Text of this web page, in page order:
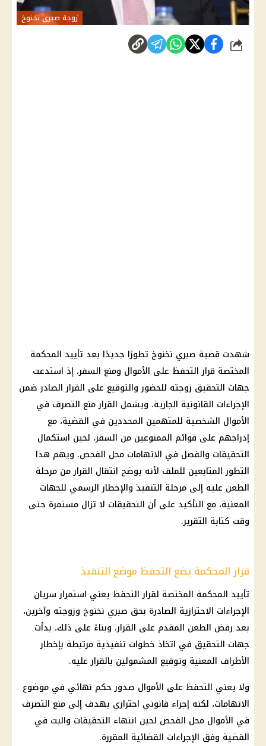
زوجة صبري نخنوخ
شارك
شهدت قضية صبري نخنوخ تطورًا جديدًا بعد تأييد المحكمة
المختصة قرارالتحفظ على الأموال ومنع السفر، إذ استدعت
جهات التحقيق زوجته للحضور والتوقيع على القرار الصادر ضمن
الإجراءات القانونية الجارية. ويشمل القرارمنع التصرف في
الأموال الشخصية للمتهمين المحددين في القضية، مع
إدراجهم على قوائم الممنوعين من السفر، لحين استكمال
التحقيقات والفصل في الاتهامات محل الفحص. ويهم هذا
التطور المتابعين للملف لأنه يوضح انتقال القرار من مرحلة
الطعن عليه إلى مرحلة التنفيذ والإخطار الرسمي للجهات
المعنية، مع التأكيد على أن التحقيقات لا تزال مستمرة حتى
وقت كتابة التقرير.
قرار المحكمة يضع التحفظ موضع التنفيذ
تأييد المحكمة المختصة لقرار التحفظ يعني استمرار سريان
الإجراءات الاحترازية الصادرة بحق صبري نخنوخ وزوجته وآخرين،
بعد رفض الطعن المقدم على القرار. وبناءً على ذلك، بدأت
جهات التحقيق في اتخاذ خطوات تنفيذية مرتبطة بإخطار
الأطراف المعنية وتوقيع المشمولين بالقرار عليه.
ولا يعني التحفظ على الأموال صدور حكم نهائي في موضوع
الاتهامات، لكنه إجراء قانوني احترازي يهدف إلى منع التصرف
في الأموال محل الفحص لحين انتهاء التحقيقات والبت في
القضية وفق الإجراءات القضائية المقررة.